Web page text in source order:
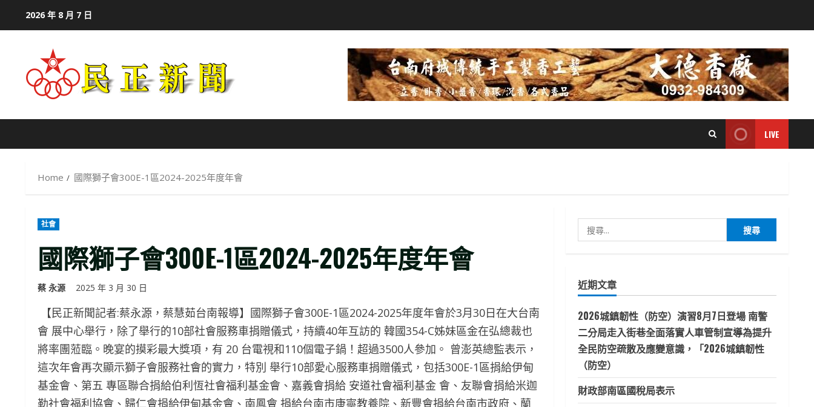
2026 年 8 月 7 日
LIVE
Home 國際獅子會300E-1區2024-2025年度年會
社會
國際獅子會300E-1區2024-2025年度年會
蔡 永源 2025 年 3 月 30 日
【民正新聞記者:蔡永源，蔡慧茹台南報導】國際獅子會300E-1區2024-2025年度年會於3月30日在大台南
會 展中心舉行，除了舉行的10部社會服務車捐贈儀式，持續40年互訪的 韓國354-C姊妹區金在弘總裁也
將率團蒞臨。晚宴的摸彩最大獎項，有 20 台電視和110個電子鍋！超過3500人參加。 曾澎英總監表示，
這次年會再次顯示獅子會服務社會的實力，特別 舉行10部愛心服務車捐贈儀式，包括300E-1區捐給伊甸
基金會、第五 專區聯合捐給伯利恆社會福利基金會、嘉義會捐給 安道社會福利基金 會、友聯會捐給米迦
勒社會福利協會、歸仁會捐給伊甸基金會、南鳳會 捐給台南市康寧教養院、新豐會捐給台南市政府、蘭
尋
字:
近期文章
2026城鎮韌性（防空）演習8月7日登場 南警
二分局走入街巷全面落實人車管制宣導為提升
全民防空疏散及應變意識，「2026城鎮韌性
（防空）
財政部南區國稅局表示